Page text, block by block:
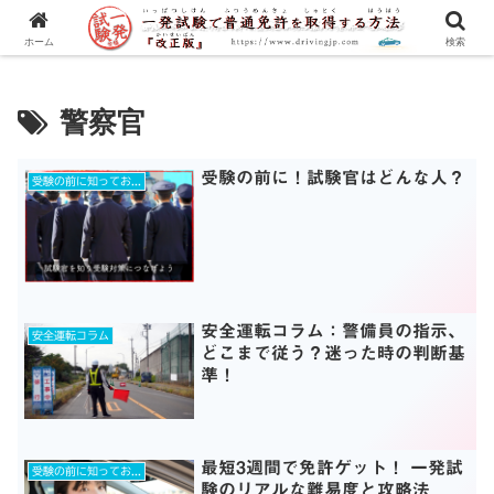
一発試験の流れから合格のコツまで、徹底解説！
警察官
受験の前に知っておきたいコト！ 受験の前に！試験官はどんな人？
安全運転コラム
安全運転コラム：警備員の指示、
どこまで従う？迷った時の判断基
準！
受験の前に知っておきたいコト！
最短3週間で免許ゲット！ 一発試
験のリアルな難易度と攻略法
ホーム 検索